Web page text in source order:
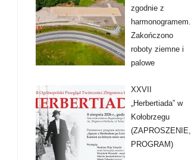
zgodnie z
harmonogramem.
Zakończono
roboty ziemne i
palowe
XXVII
„Herbertiada” w
Kołobrzegu
(ZAPROSZENIE,
PROGRAM)